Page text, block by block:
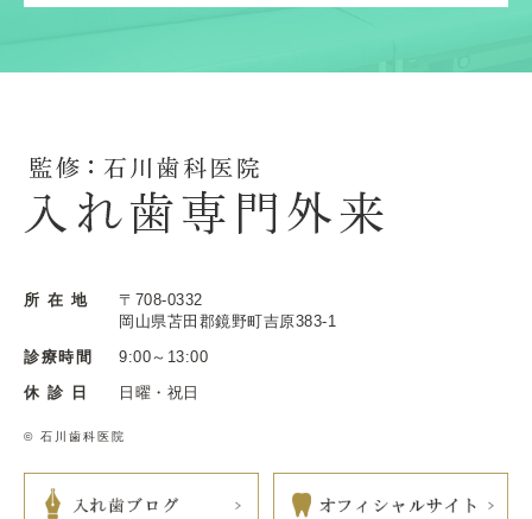
所 在 地
〒708-0332
岡山県苫田郡鏡野町吉原383-1
診療時間
9:00～13:00
休 診 日
日曜・祝日
© 石川歯科医院